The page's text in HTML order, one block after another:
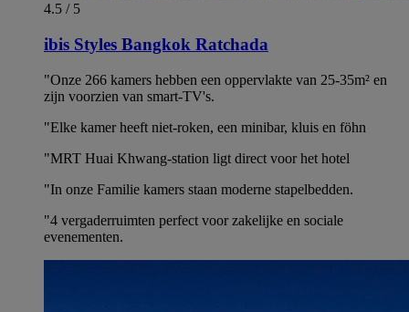
4.5 / 5
ibis Styles Bangkok Ratchada
"Onze 266 kamers hebben een oppervlakte van 25-35m² en
zijn voorzien van smart-TV's.
"Elke kamer heeft niet-roken, een minibar, kluis en föhn
"MRT Huai Khwang-station ligt direct voor het hotel
"In onze Familie kamers staan moderne stapelbedden.
"4 vergaderruimten perfect voor zakelijke en sociale
evenementen.